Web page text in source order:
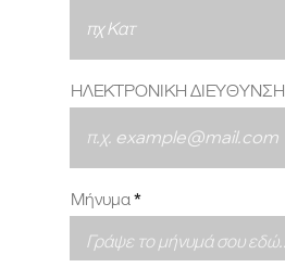
ΗΛΕΚΤΡΟΝΙΚΗ ΔΙΕΥΘΥΝΣΗ
Μήνυμα